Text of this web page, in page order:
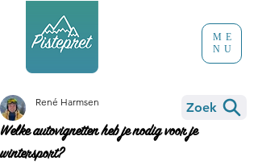
ME
NU
Welke autovignetten heb je nodig voor je
wintersport?
René Harmsen Zoek